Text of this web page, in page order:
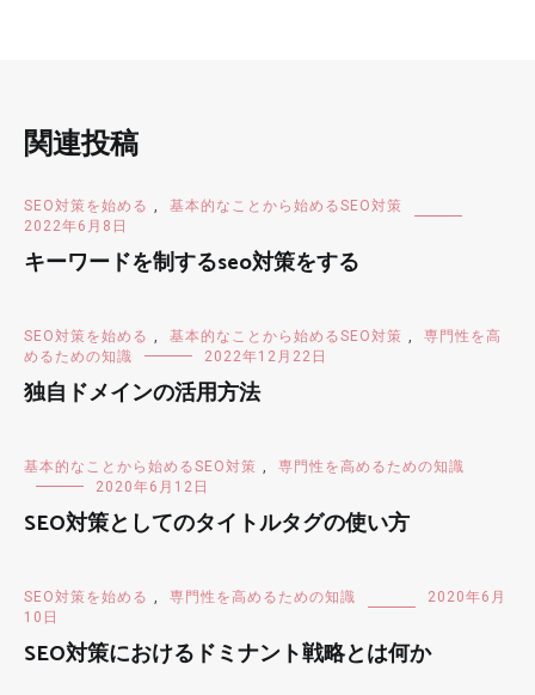
関連投稿
SEO対策を始める ,
基本的なことから始めるSEO対策
2022年6月8日
キーワードを制するseo対策をする
SEO対策を始める , 基本的なことから始めるSEO対策 ,
専門性を高
めるための知識
2022年12月22日
独自ドメインの活用方法
基本的なことから始めるSEO対策 ,
専門性を高めるための知識
2020年6月12日
SEO対策としてのタイトルタグの使い方
SEO対策を始める , 専門性を高めるための知識
2020年6月
10日
SEO対策におけるドミナント戦略とは何か